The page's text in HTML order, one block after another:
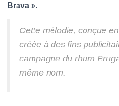
Brava ».
Cette mélodie, conçue
créée à des fins
campagne du rhum
même nom.